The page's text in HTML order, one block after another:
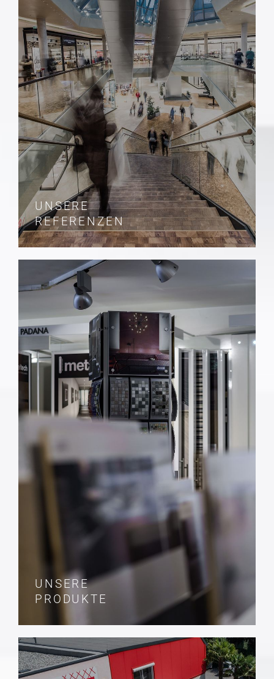
UNSERE
REFERENZEN
UNSERE
PRODUKTE